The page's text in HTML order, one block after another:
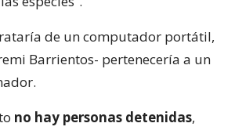
de un computador portátil,
Barrientos- pertenecería a un
no hay personas detenidas,